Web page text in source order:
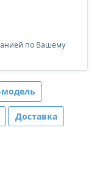
по Вашему
модель
Доставка